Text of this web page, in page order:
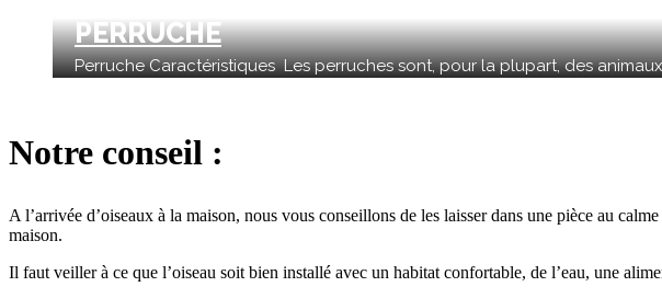
PERRUCHE
Perruche Caractéristiques Les perruches sont, pour la plupart, des
Notre conseil :
A l’arrivée d’oiseaux à la maison, nous vous conseillons de les laisser dans une pièce au
maison.
Il faut veiller à ce que l’oiseau soit bien installé avec un habitat confortable, de l’eau, une